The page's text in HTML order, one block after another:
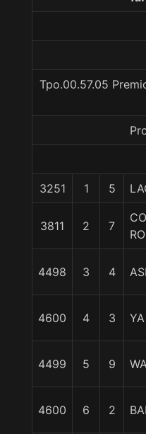
Tpo.00.57.05
3251 1 5
3811 2 7
4498 3 4
4600 4 3
4499 5 9
4600 6 2